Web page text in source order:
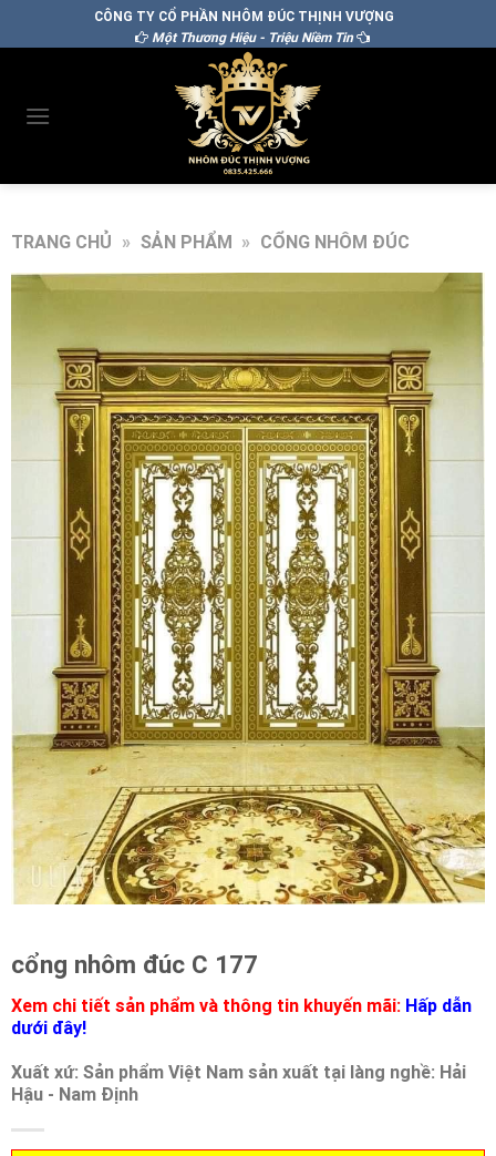
CÔNG TY CỔ PHẦN NHÔM ĐÚC THỊNH VƯỢNG
Một Thương Hiệu - Triệu Niềm Tin
TRANG CHỦ » SẢN PHẨM » CỔNG NHÔM ĐÚC
cổng nhôm đúc C 177
Xem chi tiết sản phẩm và thông tin khuyến mãi: Hấp dẫn
dưới đây!
Xuất xứ: Sản phẩm Việt Nam sản xuất tại làng nghề: Hải
Hậu - Nam Định